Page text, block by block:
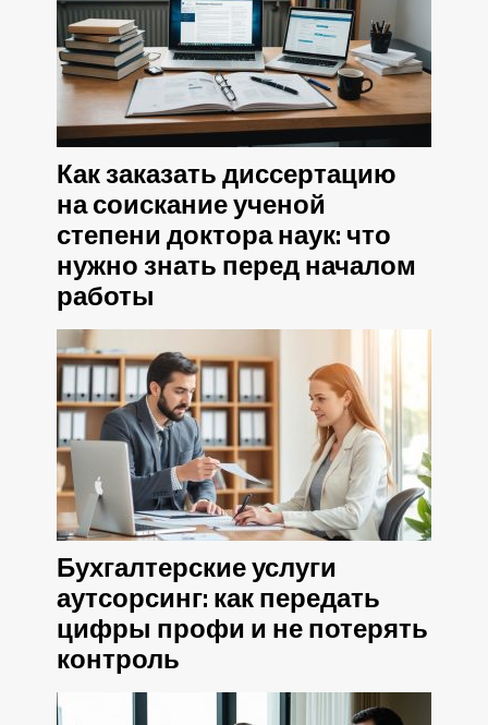
Как заказать диссертацию
на соискание ученой
степени доктора наук: что
нужно знать перед началом
работы
Бухгалтерские услуги
аутсорсинг: как передать
цифры профи и не потерять
контроль